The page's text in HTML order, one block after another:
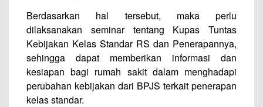
Berdasarkan hal tersebut, maka perlu
dilaksanakan seminar tentang Kupas Tuntas
Kebijakan Kelas Standar RS dan Penerapannya,
sehingga dapat memberikan informasi dan
kesiapan bagi rumah sakit dalam menghadapi
perubahan kebijakan dari BPJS terkait penerapan
kelas standar.